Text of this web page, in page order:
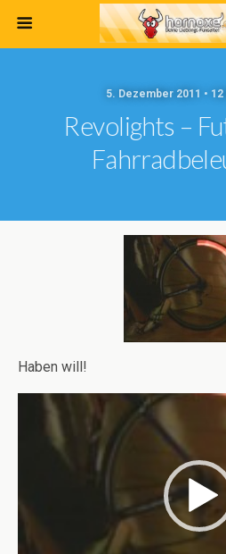
5. Dezember 2011 •
Revolights –
Haben will!
Video-